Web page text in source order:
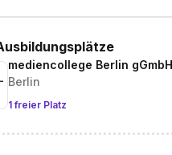
mediencollege Berlin gGmbH
Berlin
1 freier Platz